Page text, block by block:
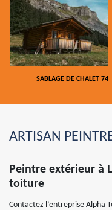
SABLAGE DE CHALET 74
ARTISAN
Peintre extérieur à
toiture
Contactez l’entreprise Alpha